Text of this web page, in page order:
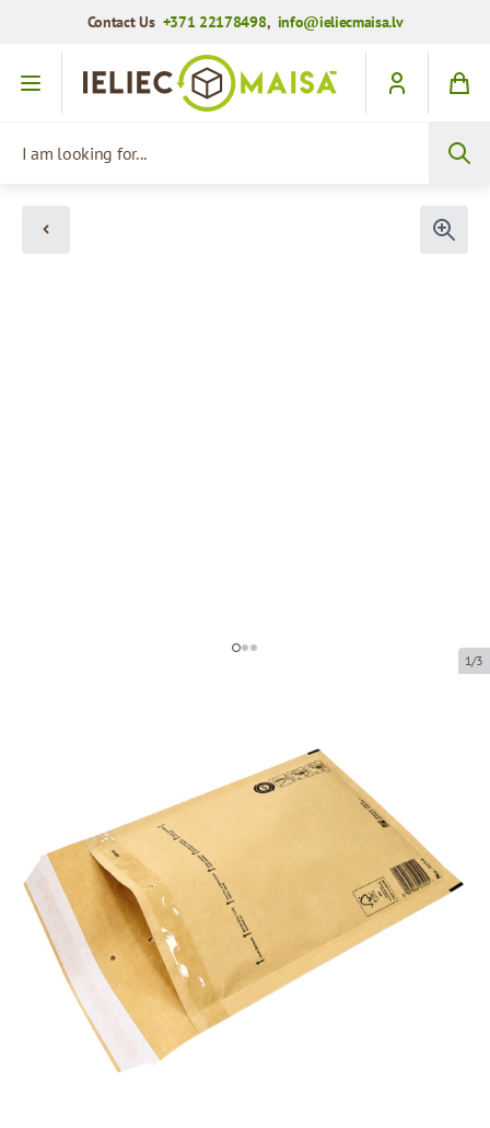
Contact Us +371 22178498, info@ieliecmaisa.lv
Skip to Content
1/3
100 x 165 mm
Product can be collected from a pickup point.
Price per 1 piece
€0.11
10+ pcs.
€0.07
200+ pcs.